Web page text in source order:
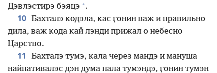
Дэвлэстирэ бэяцэ *.
10 Бахталэ кодэла, кас ӷонин важ и правильно
дила, важ кода кай лэнди прижал о небесно
Царство.
11
Бахталэ тумэ, кала через мандэ и мануша
найпативалэс дэн дума пала тумэндэ, ӷонин тумэн